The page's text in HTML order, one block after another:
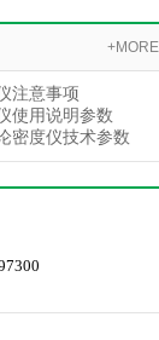
+MORE
注意事项
使用说明参数
密度仪技术参数